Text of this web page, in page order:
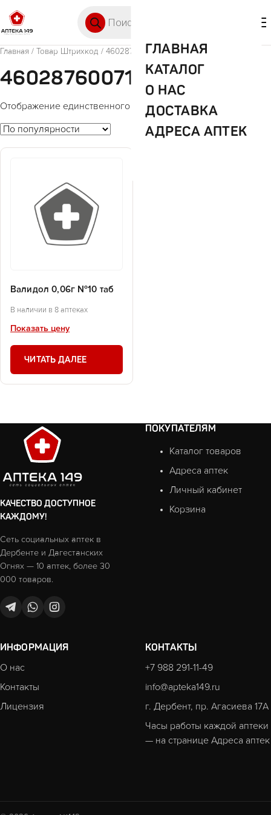
ГЛАВНАЯ
КАТАЛОГ
О НАС
ДОСТАВКА
АДРЕСА АПТЕК
Главная / Товар Штрихкод / 4602876007143
4602876007143
Отображение единственного товара
Валидол 0,06г №10 таб
В наличии в 8 аптеках
Показать цену
ЧИТАТЬ ДАЛЕЕ
КАЧЕСТВО ДОСТУПНОЕ
КАЖДОМУ!
Сеть социальных аптек в
Дербенте и Дагестанских
Огнях — 10 аптек, более 30
000 товаров.
ПОКУПАТЕЛЯМ
Каталог товаров
Адреса аптек
Личный кабинет
Корзина
ИНФОРМАЦИЯ
О нас
Контакты
Лицензия
КОНТАКТЫ
+7 988 291-11-49
info@apteka149.ru
г. Дербент, пр. Агасиева 17А
Часы работы каждой аптеки
— на странице Адреса аптек